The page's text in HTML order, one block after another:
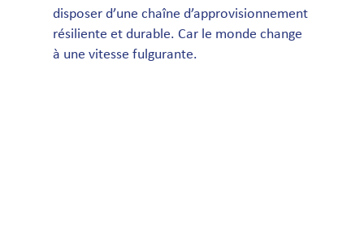
disposer d’une chaîne d’approvisionnement
résiliente et durable. Car le monde change
à une vitesse fulgurante.